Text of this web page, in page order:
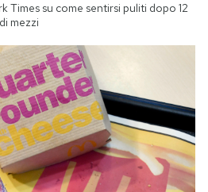
Times su come sentirsi puliti dopo 12
mezzi